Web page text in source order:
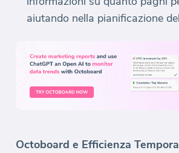
aiutando nella pianificazione
Octoboard e Efficienza